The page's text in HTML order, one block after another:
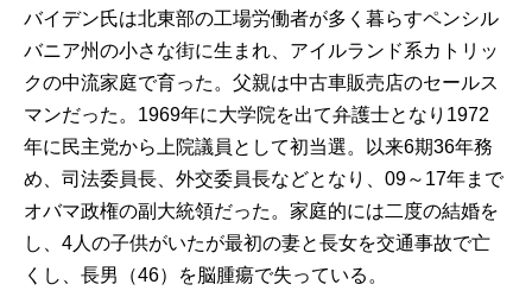
バイデン氏は北東部の工場労働者が多く暮らすペンシル
バニア州の小さな街に生まれ、アイルランド系カトリッ
クの中流家庭で育った。父親は中古車販売店のセールス
マンだった。1969年に大学院を出て弁護士となり1972
年に民主党から上院議員として初当選。以来6期36年務
め、司法委員長、外交委員長などとなり、09～17年まで
オバマ政権の副大統領だった。家庭的には二度の結婚を
し、4人の子供がいたが最初の妻と長女を交通事故で亡
くし、長男（46）を脳腫瘍で失っている。